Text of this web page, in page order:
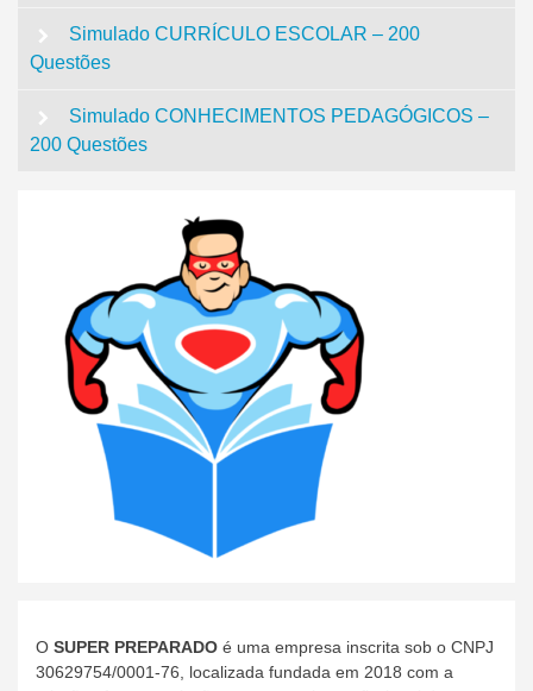
Simulado CURRÍCULO ESCOLAR – 200
Questões
Simulado CONHECIMENTOS PEDAGÓGICOS –
200 Questões
O SUPER PREPARADO é uma empresa inscrita sob o CNPJ
30629754/0001-76, localizada fundada em 2018 com a